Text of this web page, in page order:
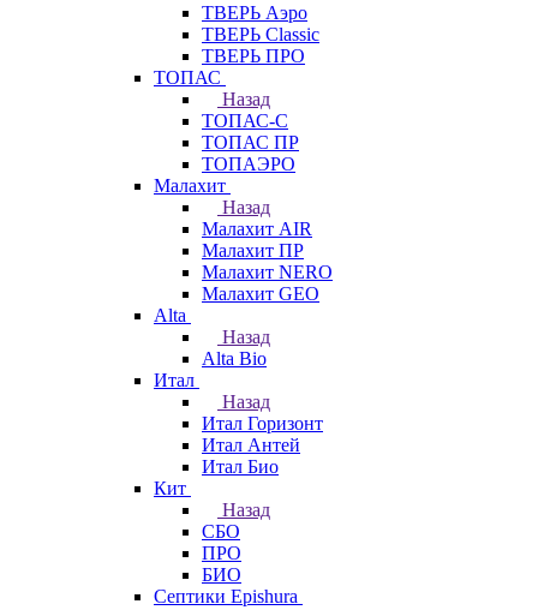
ТВЕРЬ Аэро
ТВЕРЬ Classic
ТВЕРЬ ПРО
ТОПАС
Назад
ТОПАС-С
ТОПАС ПР
ТОПАЭРО
Малахит
Назад
Малахит AIR
Малахит ПР
Малахит NERO
Малахит GEO
Alta
Назад
Alta Bio
Итал
Назад
Итал Горизонт
Итал Антей
Итал Био
Кит
Назад
СБО
ПРО
БИО
Септики Epishura